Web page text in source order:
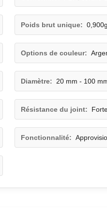
Poids brut unique: 0,900g
Options de couleur:
Diamètre: 20 mm - 100
Résistance du joint:
Fonctionnalité: